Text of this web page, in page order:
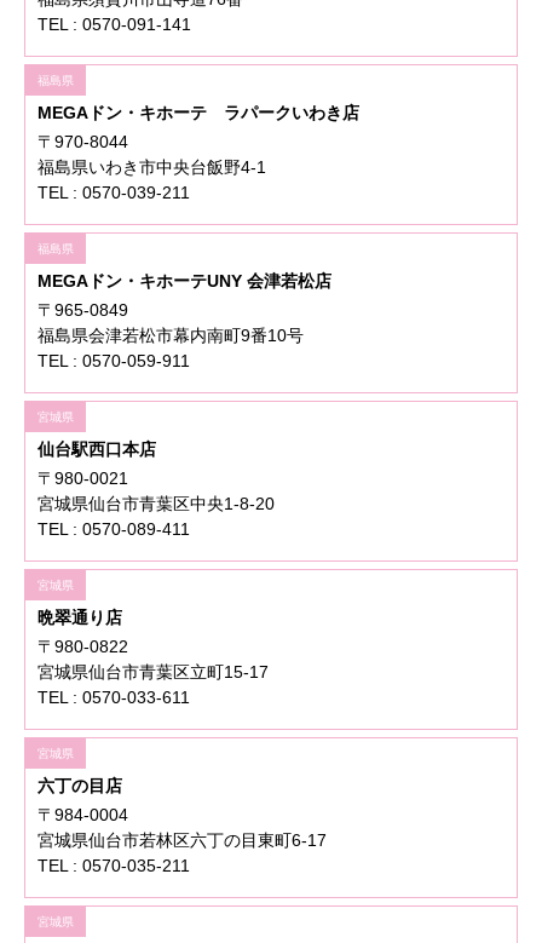
TEL : 0570-091-141
福島県
MEGAドン・キホーテ ラパークいわき店
〒970-8044
福島県いわき市中央台飯野4-1
TEL : 0570-039-211
福島県
MEGAドン・キホーテUNY 会津若松店
〒965-0849
福島県会津若松市幕内南町9番10号
TEL : 0570-059-911
宮城県
仙台駅西口本店
〒980-0021
宮城県仙台市青葉区中央1-8-20
TEL : 0570-089-411
宮城県
晩翠通り店
〒980-0822
宮城県仙台市青葉区立町15-17
TEL : 0570-033-611
宮城県
六丁の目店
〒984-0004
宮城県仙台市若林区六丁の目東町6-17
TEL : 0570-035-211
宮城県